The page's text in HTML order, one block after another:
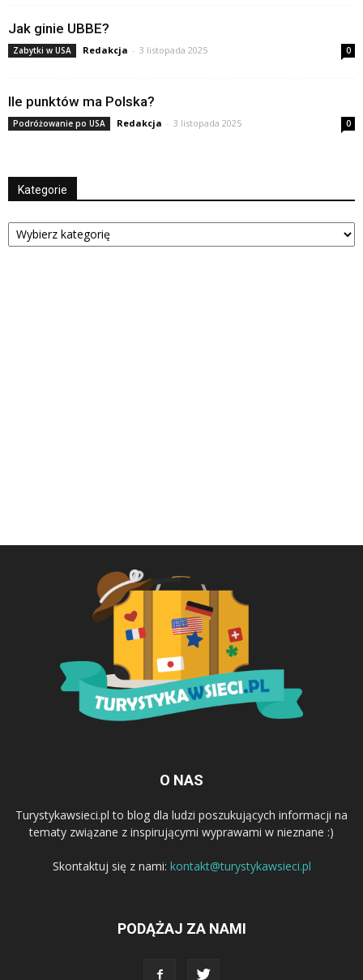
Jak ginie UBBE?
Zabytki w USA Redakcja - 3 listopada 2025 0
Ile punktów ma Polska?
Podróżowanie po USA Redakcja - 3 listopada 2025 0
Kategorie
Kategorie
O NAS
Turystykawsieci.pl to blog dla ludzi poszukujących informacji na
tematy związane z inspirującymi wyprawami w nieznane :)
Skontaktuj się z nami: kontakt@turystykawsieci.pl
PODĄŻAJ ZA NAMI